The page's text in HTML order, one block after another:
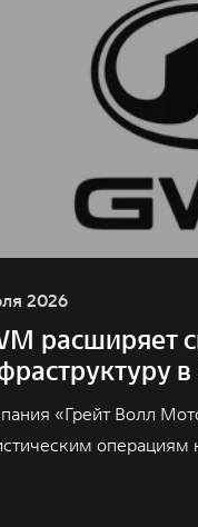
2026
расширяет
в
«Грейт Волл
операциям